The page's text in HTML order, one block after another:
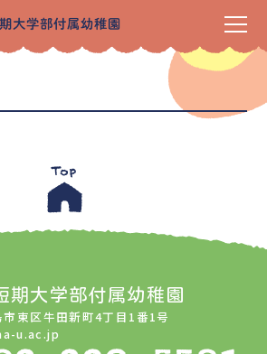
期大学部付属幼稚園
東区牛田新町4丁目1番1号
u.ac.jp